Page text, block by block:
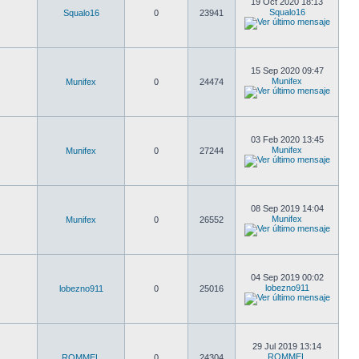
Squalo16 0 23941
Squalo16
Munifex 0 24474
15 Sep 2020 09:47
Munifex
Munifex 0 27244
03 Feb 2020 13:45
Munifex
Munifex 0 26552
08 Sep 2019 14:04
Munifex
lobezno911 0 25016
04 Sep 2019 00:02
lobezno911
29 Jul 2019 13:14
ROMMEL